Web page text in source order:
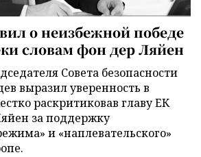
о неизбежной победе
словам фон дер Ляйен
Совета безопасности
выразил уверенность в
раскритиковав главу ЕК
за поддержку
и «наплевательского»